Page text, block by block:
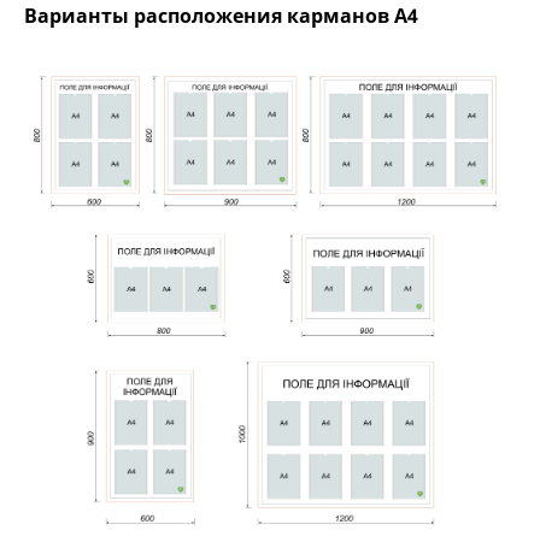
Варианты расположения карманов А4